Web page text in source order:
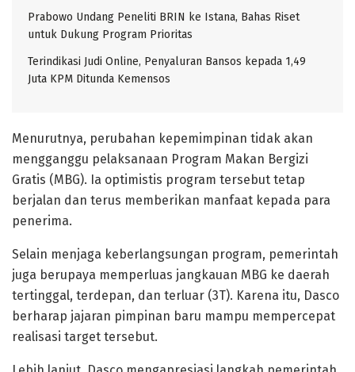
Prabowo Undang Peneliti BRIN ke Istana, Bahas Riset
untuk Dukung Program Prioritas
Terindikasi Judi Online, Penyaluran Bansos kepada 1,49
Juta KPM Ditunda Kemensos
Menurutnya, perubahan kepemimpinan tidak akan
mengganggu pelaksanaan Program Makan Bergizi
Gratis (MBG). Ia optimistis program tersebut tetap
berjalan dan terus memberikan manfaat kepada para
penerima.
Selain menjaga keberlangsungan program, pemerintah
juga berupaya memperluas jangkauan MBG ke daerah
tertinggal, terdepan, dan terluar (3T). Karena itu, Dasco
berharap jajaran pimpinan baru mampu mempercepat
realisasi target tersebut.